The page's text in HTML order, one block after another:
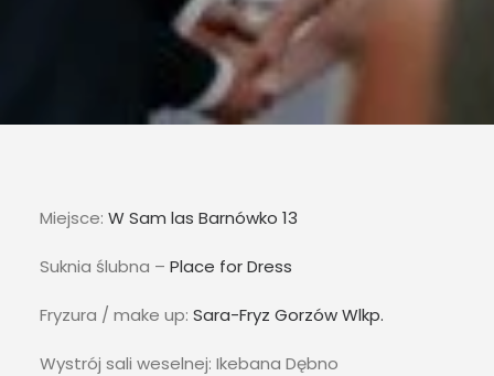
Miejsce: W Sam las Barnówko 13
Suknia ślubna – Place for Dress
Fryzura / make up: Sara-Fryz Gorzów Wlkp.
Wystrój sali weselnej: Ikebana Dębno